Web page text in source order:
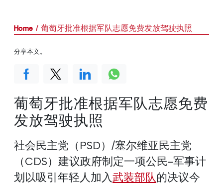
Home 葡萄牙批准根据军队志愿免费发放驾驶执照
葡萄牙批准根据军队志愿免费
发放驾驶执照
社会民主党（PSD）/塞尔维亚民主党
（CDS）建议政府制定一项公民-军事计
划以吸引年轻人加入武装部队的决议今
分享本文。